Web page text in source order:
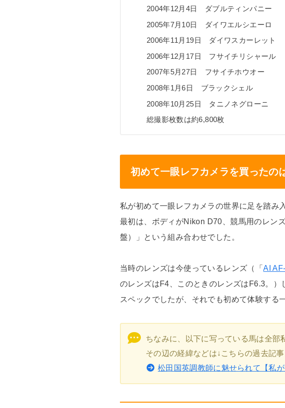
2004年12月4日 ダブルティンパニー
2005年7月10日 ダイワエルシエーロ
2006年11月19日 ダイワスカーレット
2006年12月17日 フサイチリシャール
2007年5月27日 フサイチホウオー
2008年1月6日 ブラックシェル
2008年10月25日 タニノネグローニ
総撮影枚数は約6,800枚
初めて一眼レフカメラを買ったの
私が初めて一眼レフカメラの世界に足を踏み
最初は、ボディがNikon D70、競馬用のレン
盤）」という組み合わせでした。
当時のレンズは今使っているレンズ（「AI
のレンズはF4、このときのレンズはF6.3。
スペックでしたが、それでも初めて体験する
ちなみに、以下に写っている馬は全部
その辺の経緯などは↓こちらの過去記事
松田国英調教師に魅せられて【私